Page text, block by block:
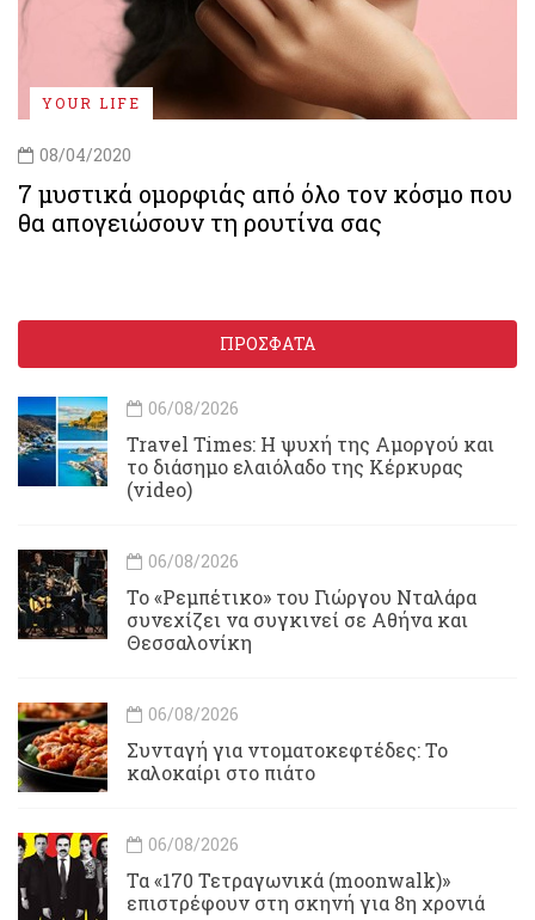
YOUR LIFE
08/04/2020
7 μυστικά ομορφιάς από όλο τον κόσμο που
θα απογειώσουν τη ρουτίνα σας
ΠΡΟΣΦΑΤΑ
06/08/2026
Travel Times: H ψυχή της Αμοργού και
το διάσημο ελαιόλαδο της Κέρκυρας
(video)
06/08/2026
Το «Ρεμπέτικο» του Γιώργου Νταλάρα
συνεχίζει να συγκινεί σε Αθήνα και
Θεσσαλονίκη
06/08/2026
Συνταγή για ντοματοκεφτέδες: Το
καλοκαίρι στο πιάτο
06/08/2026
Τα «170 Τετραγωνικά (moonwalk)»
επιστρέφουν στη σκηνή για 8η χρονιά